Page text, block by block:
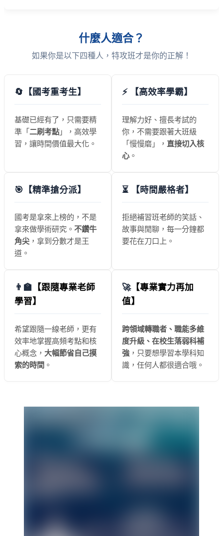
什麼人適合？
如果你是以下四種人，特攻班才是你的正解！
🔄 【國考重考生】
基礎已經有了，只需要精
準「 二刷考點」，高效學
習，讓時間價值最大化。
⚡【高效率學霸】
理解力好、擅長考試的
你，不需要跟著大班級
「慢慢磨」， 直接切入核
心。
🎯 【精準搶分派】
國考是拿來上榜的，不是
拿來做學術研究。 不鑽牛
角尖 ，拿到分數才是王
道。
⏳ 【時間嚴格者】
拒絕補習班老師的笑話、
故事與閒聊，每一分鐘都
要花在刀口上。
👨‍🏫 【跟隨專業老師
學習】
希望跟隨一線老師，更有
效率地掌握高頻考點和核
心概念， 大幅節省自己摸
索的時間 。
🚀【專業實力再加
值】
跨領域轉職者、職能多維
度升級、在校生落弱科補
強 ，只要想學習本學科知
識，任何人都很適合哦。